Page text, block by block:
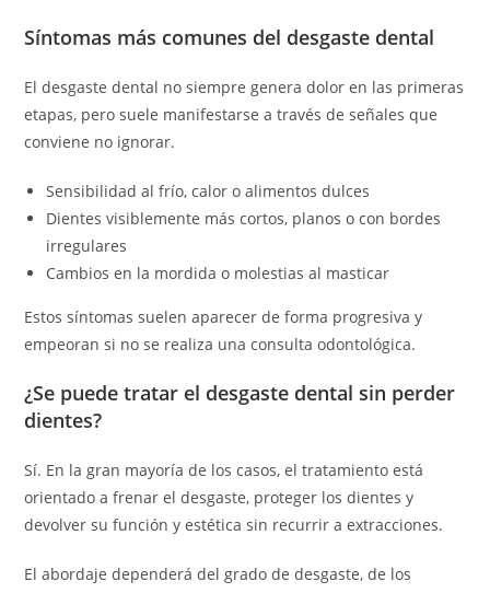
Síntomas más comunes del desgaste dental
El desgaste dental no siempre genera dolor en las primeras
etapas, pero suele manifestarse a través de señales que
conviene no ignorar.
Sensibilidad al frío, calor o alimentos dulces
Dientes visiblemente más cortos, planos o con bordes
irregulares
Cambios en la mordida o molestias al masticar
Estos síntomas suelen aparecer de forma progresiva y
empeoran si no se realiza una consulta odontológica.
¿Se puede tratar el desgaste dental sin perder
dientes?
Sí. En la gran mayoría de los casos, el tratamiento está
orientado a frenar el desgaste, proteger los dientes y
devolver su función y estética sin recurrir a extracciones.
El abordaje dependerá del grado de desgaste, de los